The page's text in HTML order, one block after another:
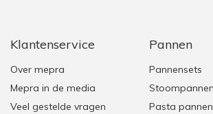
Klantenservice
Over mepra
Mepra in de media
Veel gestelde vragen
Pannen
Pannensets
Stoompannen
Pasta pannen